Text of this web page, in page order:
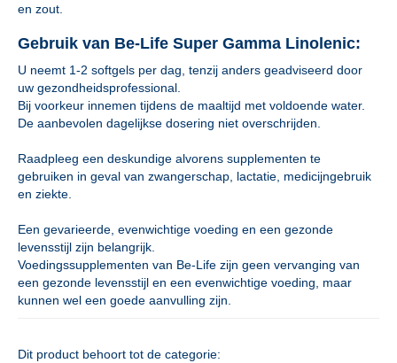
en zout.
Gebruik van Be-Life Super Gamma Linolenic:
U neemt 1-2 softgels per dag, tenzij anders geadviseerd door
uw gezondheidsprofessional.
Bij voorkeur innemen tijdens de maaltijd met voldoende water.
De aanbevolen dagelijkse dosering niet overschrijden.
Raadpleeg een deskundige alvorens supplementen te
gebruiken in geval van zwangerschap, lactatie, medicijngebruik
en ziekte.
Een gevarieerde, evenwichtige voeding en een gezonde
levensstijl zijn belangrijk.
Voedingssupplementen van Be-Life zijn geen vervanging van
een gezonde levensstijl en een evenwichtige voeding, maar
kunnen wel een goede aanvulling zijn.
Dit product behoort tot de categorie: